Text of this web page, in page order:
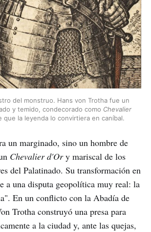
del monstruo. Hans von Trotha fue un
y temido, condecorado como Chevalier
que la leyenda lo convirtiera en caníbal.
un marginado, sino un hombre de
Chevalier d'Ory mariscal de los
del Palatinado. Su transformación en
a una disputa geopolítica muy real: la
En un conflicto con la Abadía de
Trotha construyó una presa para
a la ciudad y, ante las quejas,